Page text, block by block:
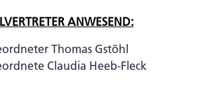
ANWESEND:
Thomas Gstöhl
Claudia Heeb-Fleck